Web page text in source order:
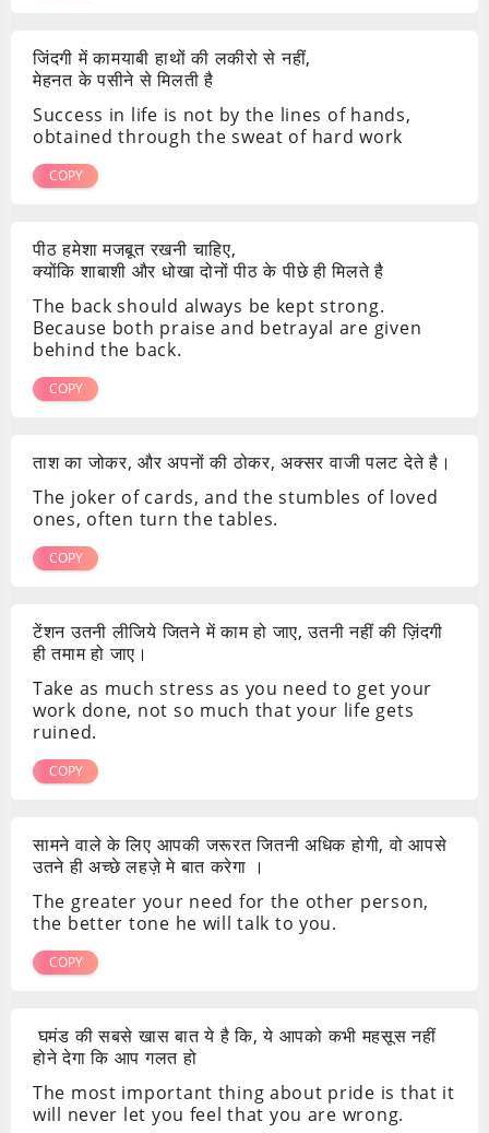
जिंदगी में कामयाबी हाथों की लकीरो से नहीं,
मेहनत के पसीने से मिलती है
Success in life is not by the lines of hands,
obtained through the sweat of hard work
COPY
पीठ हमेशा मजबूत रखनी चाहिए,
क्योंकि शाबाशी और धोखा दोनों पीठ के पीछे ही मिलते है
The back should always be kept strong.
Because both praise and betrayal are given
behind the back.
COPY
ताश का जोकर, और अपनों की ठोकर, अक्सर वाजी पलट देते है।
The joker of cards, and the stumbles of loved
ones, often turn the tables.
COPY
टेंशन उतनी लीजिये जितने में काम हो जाए, उतनी नहीं की ज़िंदगी
ही तमाम हो जाए।
Take as much stress as you need to get your
work done, not so much that your life gets
ruined.
COPY
सामने वाले के लिए आपकी जरूरत जितनी अधिक होगी, वो आपसे
उतने ही अच्छे लहज़े मे बात करेगा ।
The greater your need for the other person,
the better tone he will talk to you.
COPY
घमंड की सबसे खास बात ये है कि, ये आपको कभी महसूस नहीं
होने देगा कि आप गलत हो
The most important thing about pride is that it
will never let you feel that you are wrong.